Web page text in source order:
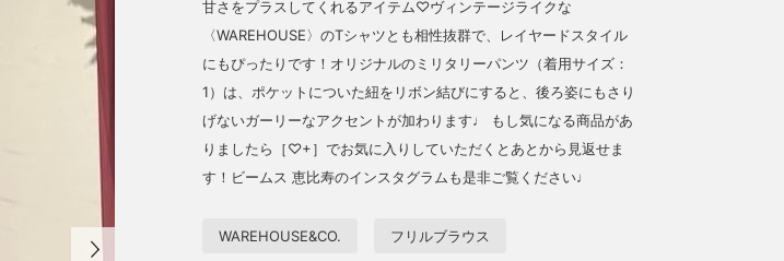
甘さをプラスしてくれるアイテム♡ヴィンテージライクな
〈WAREHOUSE〉のTシャツとも相性抜群で、レイヤードスタイル
にもぴったりです！オリジナルのミリタリーパンツ（着用サイズ：
1）は、ポケットについた紐をリボン結びにすると、後ろ姿にもさり
げないガーリーなアクセントが加わります♩ もし気になる商品があ
りましたら［♡+］でお気に入りしていただくとあとから見返せま
す！ビームス 恵比寿のインスタグラムも是非ご覧ください♩
WAREHOUSE&CO. フリルブラウス